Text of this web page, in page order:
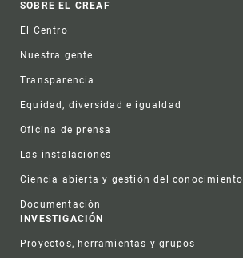
Footer
SOBRE EL CREAF
El Centro
Nuestra gente
Transparencia
Equidad, diversidad e igualdad
Oficina de prensa
Las instalaciones
Ciencia abierta y gestión del conocimiento
Documentación
INVESTIGACIÓN
Proyectos, herramientas y grupos